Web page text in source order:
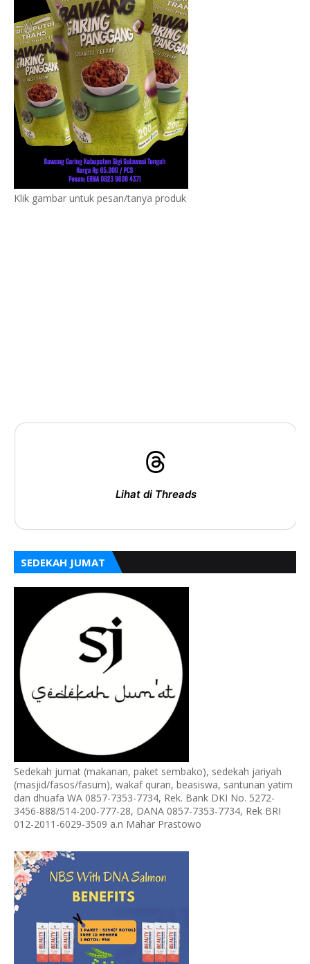
Klik gambar untuk pesan/tanya produk
Lihat di Threads
SEDEKAH JUMAT
Sedekah jumat (makanan, paket sembako), sedekah jariyah
(masjid/fasos/fasum), wakaf quran, beasiswa, santunan yatim
dan dhuafa WA 0857-7353-7734, Rek. Bank DKI No. 5272-
3456-888/514-200-777-28, DANA 0857-7353-7734, Rek BRI
012-2011-6029-3509 a.n Mahar Prastowo